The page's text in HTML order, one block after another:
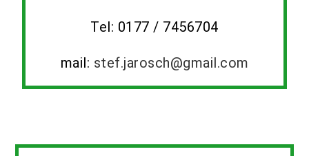
Tel: 0177 / 7456704
mail: stef.jarosch@gmail.com